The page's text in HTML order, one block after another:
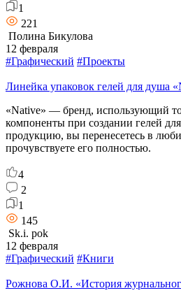
1
221
Полина Бикулова
12 февраля
#Графический #Проекты
Линейка упаковок гелей для душа
«Native» — бренд, использующий
компоненты при создании гелей
продукцию, вы перенесетесь в
прочувствуете его полностью.
4
2
1
145
Sk.i. pok
12 февраля
#Графический #Книги
Рожнова О.И. «История